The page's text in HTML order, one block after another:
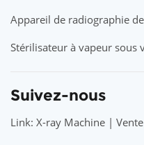
Appareil de radiographie
Stérilisateur à vapeur sous
Suivez-nous
Link: X-ray Machine |